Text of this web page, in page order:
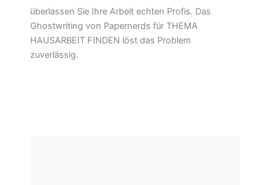
überlassen Sie Ihre Arbeit echten Profis. Das
Ghostwriting von Papernerds für THEMA
HAUSARBEIT FINDEN löst das Problem
zuverlässig.